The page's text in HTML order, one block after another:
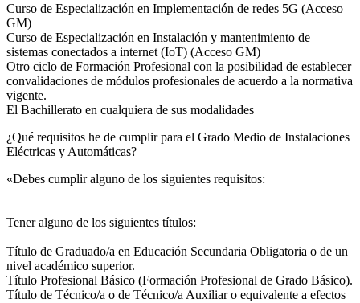
Curso de Especialización en Implementación de redes 5G (Acceso
GM)
Curso de Especialización en Instalación y mantenimiento de
sistemas conectados a internet (IoT) (Acceso GM)
Otro ciclo de Formación Profesional con la posibilidad de establecer
convalidaciones de módulos profesionales de acuerdo a la normativa
vigente.
El Bachillerato en cualquiera de sus modalidades
¿Qué requisitos he de cumplir para el Grado Medio de Instalaciones
Eléctricas y Automáticas?
«Debes cumplir alguno de los siguientes requisitos:
Tener alguno de los siguientes títulos:
Título de Graduado/a en Educación Secundaria Obligatoria o de un
nivel académico superior.
Título Profesional Básico (Formación Profesional de Grado Básico).
Título de Técnico/a o de Técnico/a Auxiliar o equivalente a efectos